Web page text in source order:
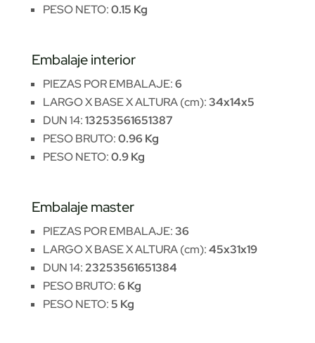
PESO NETO:0.15 Kg
Embalaje interior
PIEZAS POR EMBALAJE:6
LARGO X BASE X ALTURA (cm):34x14x5
DUN 14:13253561651387
PESO BRUTO:0.96 Kg
PESO NETO:0.9 Kg
Embalaje master
PIEZAS POR EMBALAJE:36
LARGO X BASE X ALTURA (cm):45x31x19
DUN 14: 23253561651384
PESO BRUTO:6 Kg
PESO NETO:5 Kg